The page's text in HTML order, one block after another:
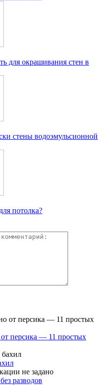
для окрашивания стен в
стены водоэмульсионной
потолка?
персика — 11 простых
разводов